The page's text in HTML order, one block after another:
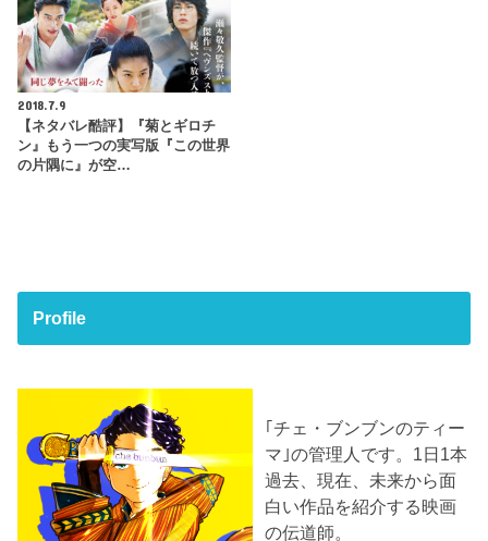
2018.7.9
【ネタバレ酷評】『菊とギロチ
ン』もう一つの実写版『この世界
の片隅に』が空…
Profile
｢チェ・ブンブンのティー
マ｣の管理人です。1日1本
過去、現在、未来から面
白い作品を紹介する映画
の伝道師。